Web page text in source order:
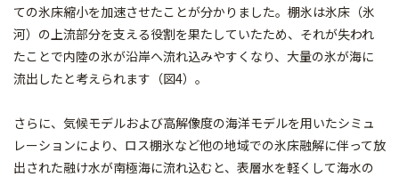
ての氷床縮小を加速させたことが分かりました。棚氷は氷床（氷
河）の上流部分を支える役割を果たしていたため、それが失われ
たことで内陸の氷が沿岸へ流れ込みやすくなり、大量の氷が海に
流出したと考えられます（図4）。
さらに、気候モデルおよび高解像度の海洋モデルを用いたシミュ
レーションにより、ロス棚氷など他の地域での氷床融解に伴って放
出された融け水が南極海に流れ込むと、表層水を軽くして海水の